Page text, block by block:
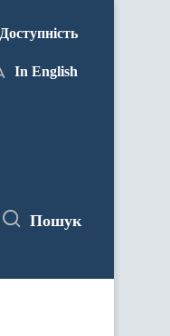
Доступність
In English
Пошук